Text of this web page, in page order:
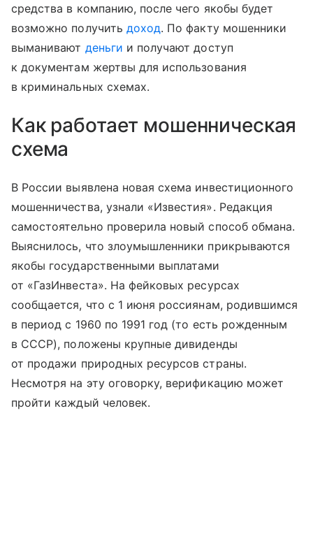
средства в компанию, после чего якобы будет
возможно получить доход. По факту мошенники
выманивают деньги и получают доступ
к документам жертвы для использования
в криминальных схемах.
Как работает мошенническая
схема
В России выявлена новая схема инвестиционного
мошенничества, узнали «Известия». Редакция
самостоятельно проверила новый способ обмана.
Выяснилось, что злоумышленники прикрываются
якобы государственными выплатами
от «ГазИнвеста». На фейковых ресурсах
сообщается, что с 1 июня россиянам, родившимся
в период с 1960 по 1991 год (то есть рожденным
в СССР), положены крупные дивиденды
от продажи природных ресурсов страны.
Несмотря на эту оговорку, верификацию может
пройти каждый человек.